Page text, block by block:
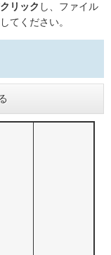
リック し、ファイル
てください。